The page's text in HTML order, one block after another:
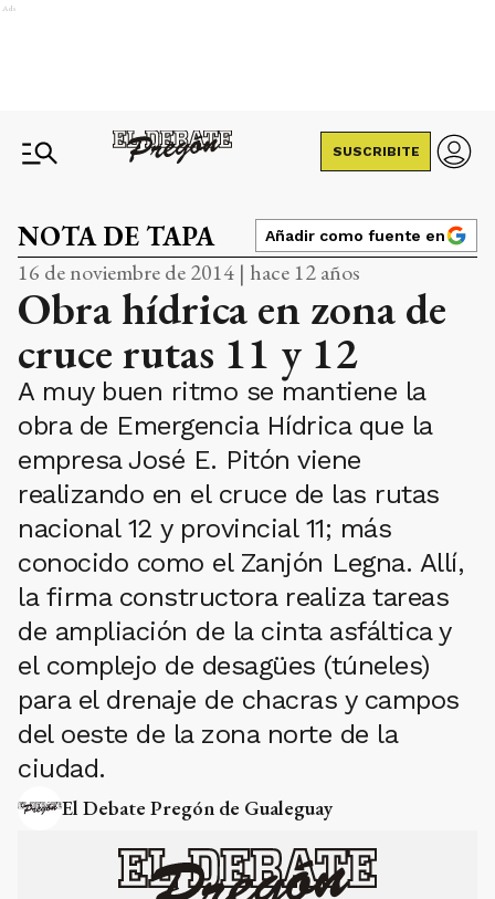
Ads
SUSCRIBITE
NOTA DE TAPA Añadir como fuente en
16 de noviembre de 2014 | hace 12 años
Obra hídrica en zona de
cruce rutas 11 y 12
A muy buen ritmo se mantiene la
obra de Emergencia Hídrica que la
empresa José E. Pitón viene
realizando en el cruce de las rutas
nacional 12 y provincial 11; más
conocido como el Zanjón Legna. Allí,
la firma constructora realiza tareas
de ampliación de la cinta asfáltica y
el complejo de desagües (túneles)
para el drenaje de chacras y campos
del oeste de la zona norte de la
ciudad.
El Debate Pregón de Gualeguay